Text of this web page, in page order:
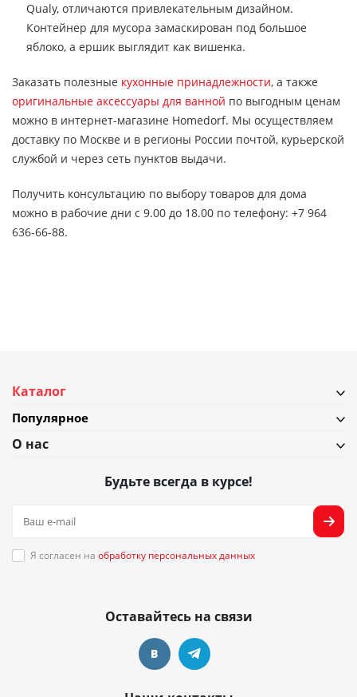
Qualy, отличаются привлекательным дизайном.
Контейнер для мусора замаскирован под большое
яблоко, а ершик выглядит как вишенка.
Заказать полезные кухонные принадлежности, а также
оригинальные аксессуары для ванной по выгодным ценам
можно в интернет-магазине Homedorf. Мы осуществляем
доставку по Москве и в регионы России почтой, курьерской
службой и через сеть пунктов выдачи.
Получить консультацию по выбору товаров для дома
можно в рабочие дни с 9.00 до 18.00 по телефону: +7 964
636-66-88.
Каталог
Популярное
О нас
Будьте всегда в курсе!
Я согласен на обработку персональных данных
Оставайтесь на связи